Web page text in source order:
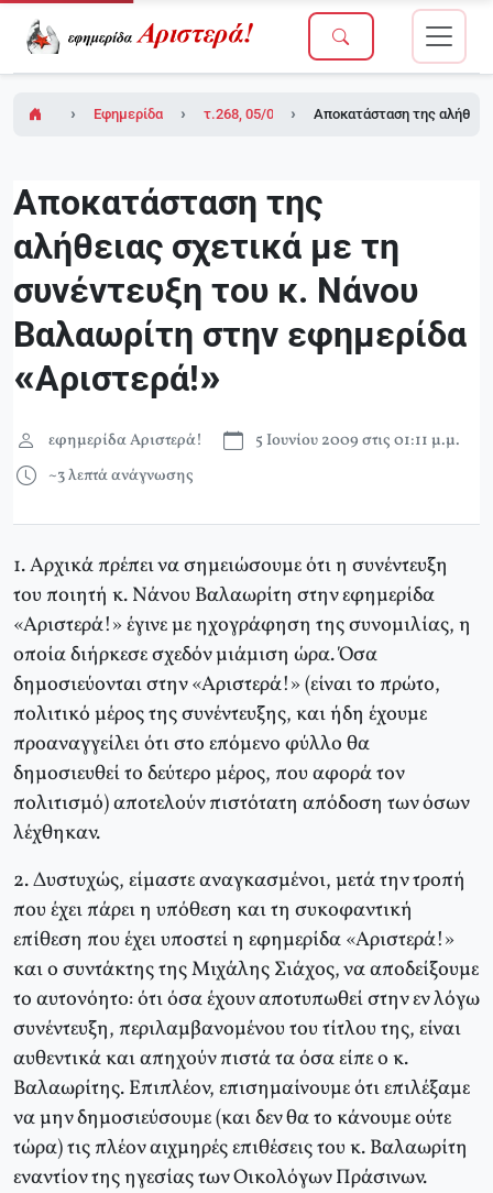
Εφημερίδα Αριστερά!τ.268, 05/06/2009Αποκατάσταση της
Αποκατάσταση της
αλήθειας σχετικά με τη
συνέντευξη του κ. Νάνου
Βαλαωρίτη στην εφημερίδα
«Αριστερά!»
εφημερίδα Αριστερά!
5 Ιουνίου 2009 στις 01:11 μ.μ.
~3 λεπτά ανάγνωσης
1. Αρχικά πρέπει να σημειώσουμε ότι η συνέντευξη
του ποιητή κ. Νάνου Βαλαωρίτη στην εφημερίδα
«Αριστερά!» έγινε με ηχογράφηση της συνομιλίας, η
οποία διήρκεσε σχεδόν μιάμιση ώρα. Όσα
δημοσιεύονται στην «Αριστερά!» (είναι το πρώτο,
πολιτικό μέρος της συνέντευξης, και ήδη έχουμε
προαναγγείλει ότι στο επόμενο φύλλο θα
δημοσιευθεί το δεύτερο μέρος, που αφορά τον
πολιτισμό) αποτελούν πιστότατη απόδοση των όσων
λέχθηκαν.
2. Δυστυχώς, είμαστε αναγκασμένοι, μετά την τροπή
που έχει πάρει η υπόθεση και τη συκοφαντική
επίθεση που έχει υποστεί η εφημερίδα «Αριστερά!»
και ο συντάκτης της Μιχάλης Σιάχος, να αποδείξουμε
το αυτονόητο: ότι όσα έχουν αποτυπωθεί στην εν λόγω
συνέντευξη, περιλαμβανομένου του τίτλου της, είναι
αυθεντικά και απηχούν πιστά τα όσα είπε ο κ.
Βαλαωρίτης. Επιπλέον, επισημαίνουμε ότι επιλέξαμε
να μην δημοσιεύσουμε (και δεν θα το κάνουμε ούτε
τώρα) τις πλέον αιχμηρές επιθέσεις του κ. Βαλαωρίτη
εναντίον της ηγεσίας των Οικολόγων Πράσινων.